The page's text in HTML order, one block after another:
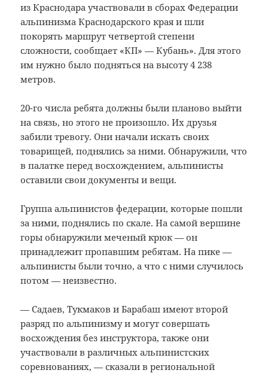
из Краснодара участвовали в сборах Федерации
альпинизма Краснодарского края и шли
покорять маршрут четвертой степени
сложности, сообщает «КП» — Кубань». Для этого
им нужно было подняться на высоту 4 238
метров.
20-го числа ребята должны были планово выйти
на связь, но этого не произошло. Их друзья
забили тревогу. Они начали искать своих
товарищей, поднялись за ними. Обнаружили, что
в палатке перед восхождением, альпинисты
оставили свои документы и вещи.
Группа альпинистов федерации, которые пошли
за ними, поднялись по скале. На самой вершине
горы обнаружили меченый крюк — он
принадлежит пропавшим ребятам. На пике —
альпинисты были точно, а что с ними случилось
потом — неизвестно.
— Садаев, Тукмаков и Барабаш имеют второй
разряд по альпинизму и могут совершать
восхождения без инструктора, также они
участвовали в различных альпинистских
соревнованиях, — сказали в региональной